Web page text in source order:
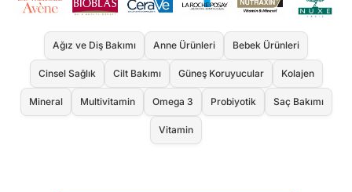
Ağız ve Diş Bakımı Anne Ürünleri Bebek Ürünleri
Cinsel Sağlık Cilt Bakımı Güneş Koruyucular Kolajen
Mineral Multivitamin Omega 3 Probiyotik Saç Bakımı
Vitamin